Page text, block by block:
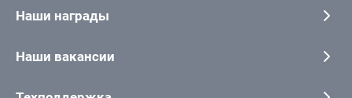
Наши награды
Наши вакансии